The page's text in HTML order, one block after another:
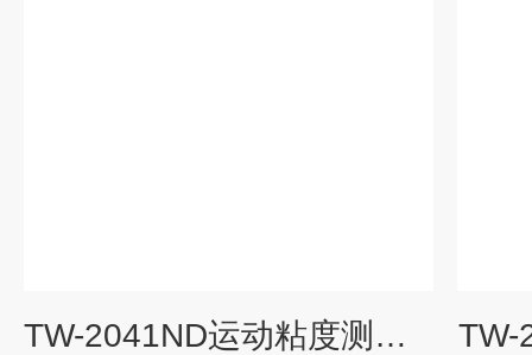
TW-2041ND运动粘度测定仪 TW-